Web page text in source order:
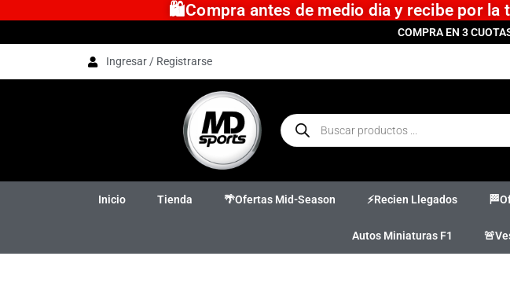
🛍️Compra antes de medio dia y recibe por
COMPRA EN 3
Ingresar / Registrarse
Inicio Tienda 🌴Ofertas Mid-Season ⚡Recien Llegados
Autos Miniaturas F1